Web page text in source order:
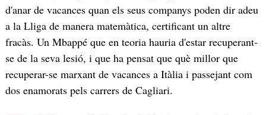
d'anar de vacances quan els seus companys poden dir adeu
a la Lliga de manera matemàtica, certificant un altre
fracàs. Un Mbappé que en teoria hauria d'estar recuperant-
se de la seva lesió, i que ha pensat que què millor que
recuperar-se marxant de vacances a Itàlia i passejant com
dos enamorats pels carrers de Cagliari.